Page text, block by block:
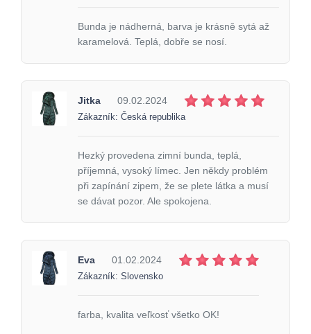
Bunda je nádherná, barva je krásně sytá až
karamelová. Teplá, dobře se nosí.
Jitka 09.02.2024
Zákazník: Česká republika
Hezký provedena zimní bunda, teplá,
příjemná, vysoký límec. Jen někdy problém
při zapínání zipem, že se plete látka a musí
se dávat pozor. Ale spokojena.
Eva 01.02.2024
Zákazník: Slovensko
farba, kvalita veľkosť všetko OK!